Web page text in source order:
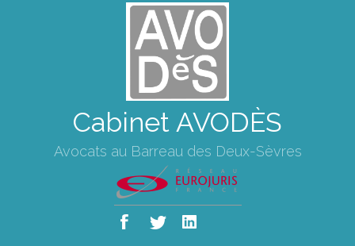
Cabinet AVODÈS
Avocats au Barreau des Deux-Sèvres